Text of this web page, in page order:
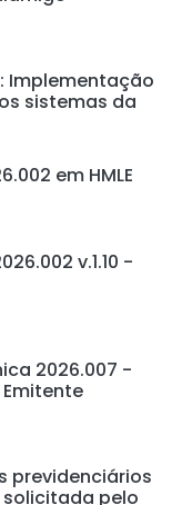
Implementação
sistemas da
em HMLE
v.1.10 -
2026.007 -
previdenciários
solicitada pelo